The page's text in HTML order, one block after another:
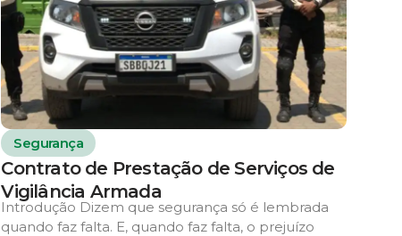
Segurança
Contrato de Prestação de Serviços de
Vigilância Armada
Introdução Dizem que segurança só é lembrada
quando faz falta. E, quando faz falta, o prejuízo